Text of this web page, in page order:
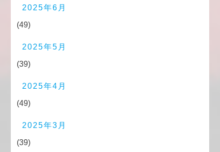
2025年6月
(49)
2025年5月
(39)
2025年4月
(49)
2025年3月
(39)